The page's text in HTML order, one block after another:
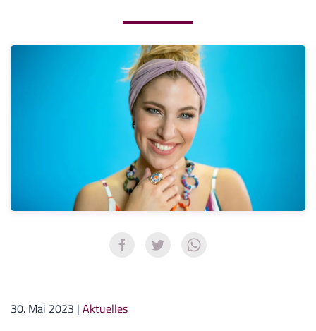
30. Mai 2023 | Aktuelles